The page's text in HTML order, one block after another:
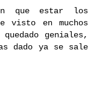
que estar los
visto en muchos
geniales,
dado ya se sale